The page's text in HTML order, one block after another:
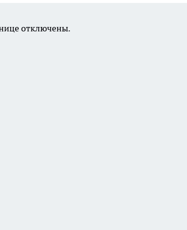
отключены.